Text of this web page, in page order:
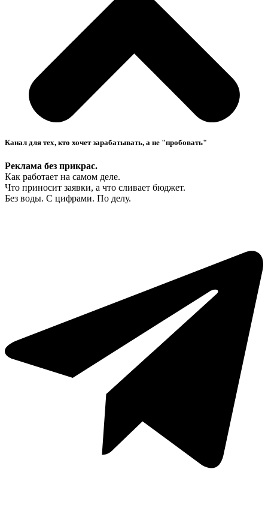
Канал для тех, кто хочет зарабатывать, а не "пробовать"
Реклама без прикрас.
Как работает на самом деле.
Что приносит заявки, а что сливает бюджет.
Без воды. С цифрами. По делу.